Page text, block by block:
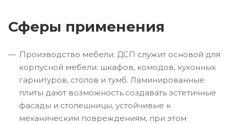
Сферы применения
Производство мебели. ДСП служит основой для
корпусной мебели: шкафов, комодов, кухонных
гарнитуров, столов и тумб. Ламинированные
плиты дают возможность создавать эстетичные
фасады и столешницы, устойчивые к
механическим повреждениям, при этом